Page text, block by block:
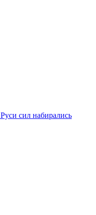
сил набирались